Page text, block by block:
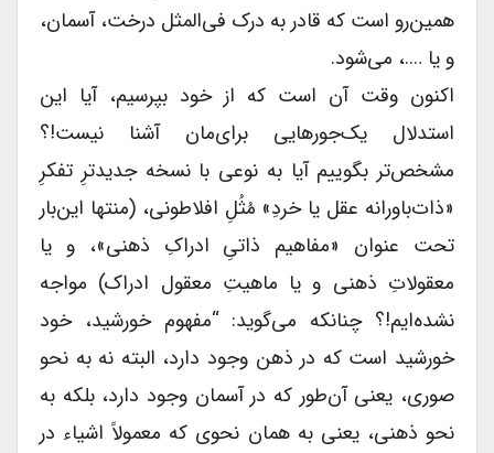
همین‌‌رو است که قادر به درک فی‌المثل درخت، آسمان،
و یا ….، می‌شود.
اکنون وقت آن است که از خود بپرسیم، آیا این
استدلال یک‌جورهایی برای‌مان آشنا نیست!؟
مشخص‌تر بگوییم آیا به نوعی با نسخه جدیدترِ تفکرِ
«ذات‌باورانه عقل یا خردِ» مُثُلِ افلاطونی، (منتها این‌بار
تحت عنوان «مفاهیم ذاتیِ ادراکِ ذهنی»، و یا
معقولاتِ ذهنی و یا ماهیتِ معقول ادراک) مواجه
نشده‌ایم!؟ چنانکه می‌گوید: “مفهوم خورشید، خود
خورشید است که در ذهن وجود دارد، البته نه به نحو
صوری، یعنی آن‌طور که در آسمان وجود دارد، بلکه به
نحو ذهنی، یعنی به همان نحوی که معمولاً اشیاء در